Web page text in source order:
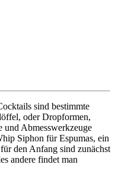
sind bestimmte
oder Dropformen,
und Abmesswerkzeuge
Siphon für Espumas, ein
den Anfang sind zunächst
andere findet man